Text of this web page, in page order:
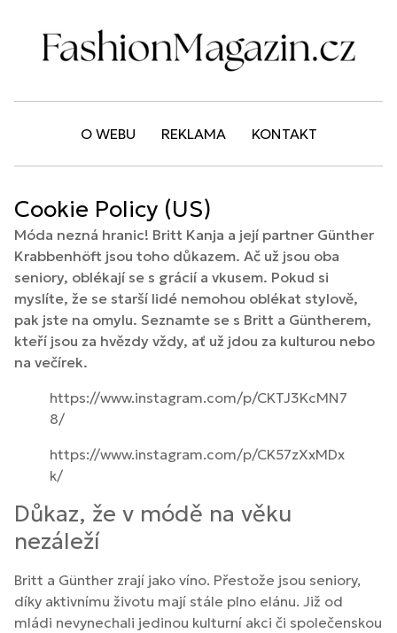
O WEBU REKLAMA KONTAKT
Cookie Policy (US)
Móda nezná hranic! Britt Kanja a její partner Günther
Krabbenhöft jsou toho důkazem. Ač už jsou oba
seniory, oblékají se s grácií a vkusem. Pokud si
myslíte, že se starší lidé nemohou oblékat stylově,
pak jste na omylu. Seznamte se s Britt a Güntherem,
kteří jsou za hvězdy vždy, ať už jdou za kulturou nebo
na večírek.
https://www.instagram.com/p/CKTJ3KcMN7
8/
https://www.instagram.com/p/CK57zXxMDx
k/
Důkaz, že v módě na věku
nezáleží
Britt a Günther zrají jako víno. Přestože jsou seniory,
díky aktivnímu životu mají stále plno elánu. Již od
mládi nevynechali jedinou kulturní akci či společenskou